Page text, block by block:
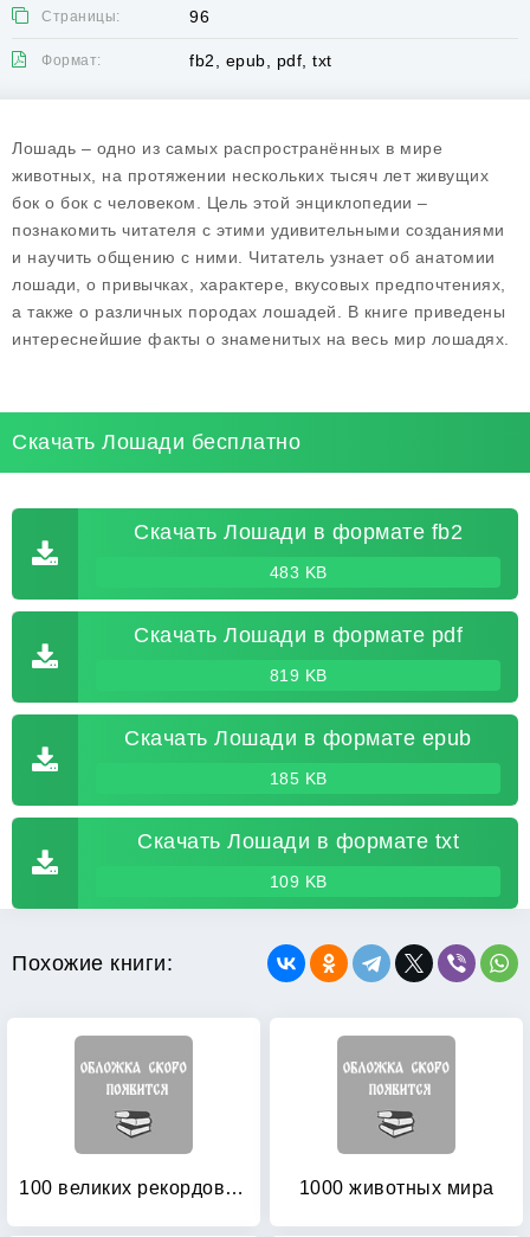
Страницы: 96
Формат: fb2, epub, pdf, txt
Лошадь – одно из самых распространённых в мире
животных, на протяжении нескольких тысяч лет живущих
бок о бок с человеком. Цель этой энциклопедии –
познакомить читателя с этими удивительными созданиями
и научить общению с ними. Читатель узнает об анатомии
лошади, о привычках, характере, вкусовых предпочтениях,
а также о различных породах лошадей. В книге приведены
интереснейшие факты о знаменитых на весь мир лошадях.
Скачать Лошади бесплатно
Скачать Лошади в формате fb2
483 KB
Скачать Лошади в формате pdf
819 KB
Скачать Лошади в формате epub
185 KB
Скачать Лошади в формате txt
109 KB
Похожие книги:
100 великих рекордов животных 1000 животных мира